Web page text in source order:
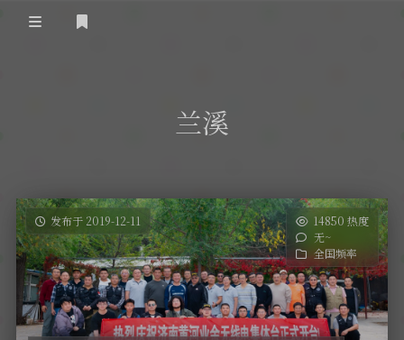
关于黄河
黄河使命
黄河新闻
政策法规
活动竞赛
行业新闻
无线电资料
BA4II
图文教程
器材专区
车载类别
摩托车
编号申请
黄河直播
兰溪
发布于 2019-12-11
14850 热度
无~
全国频率